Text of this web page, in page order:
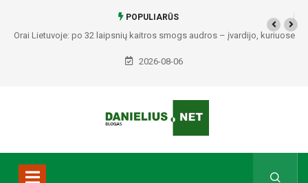
POPULIARŪS
Orai Lietuvoje: po 32 laipsnių kaitros smogs audros – įvardijo, kuriuose
regionuose bus pavojingiausia
2026-08-06